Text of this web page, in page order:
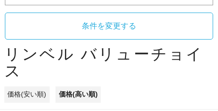
条件を変更する
リンベル バリューチョイ
ス
価格(安い順) 価格(高い順)